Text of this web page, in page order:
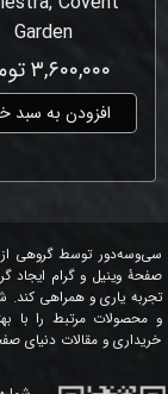
Garden
۳,۶۰۰,۰۰۰ تومان
افزودن به سبد
سی‌وسه‌دور توسط گروهی از
صفحۀ وینیل و گرام ایجاد
تجربه یاری و همراهی
و محصولات مرتبط را با
خریداری و مقالات دنیای